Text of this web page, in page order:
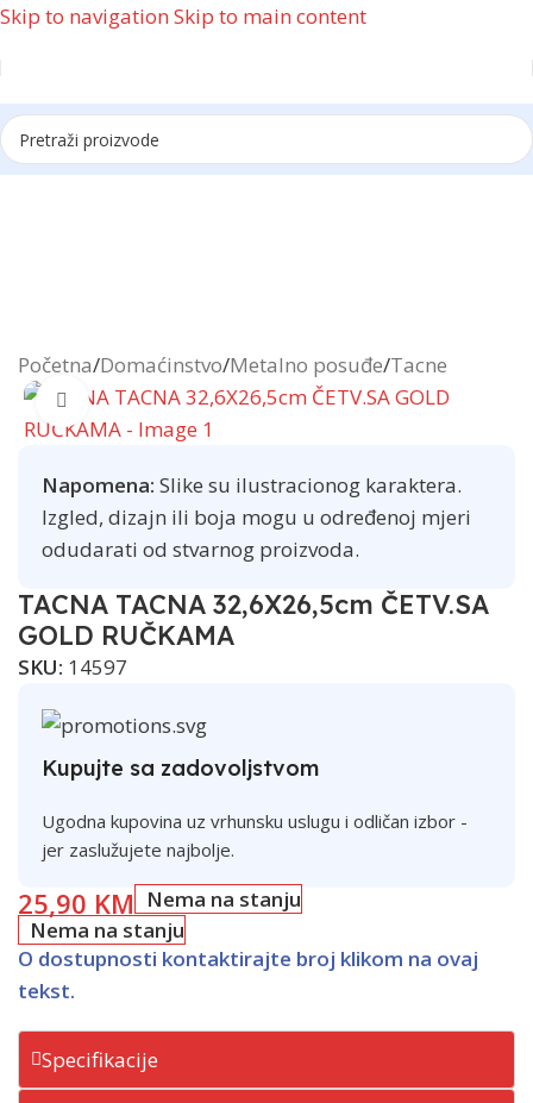
Skip to navigation Skip to main content
Reklama
Početna/Domaćinstvo/Metalno posuđe/Tacne
Click to enlarge
Napomena: Slike su ilustracionog karaktera.
Izgled, dizajn ili boja mogu u određenoj mjeri
odudarati od stvarnog proizvoda.
TACNA TACNA 32,6X26,5cm ČETV.SA
GOLD RUČKAMA
SKU: 14597
Kupujte sa zadovoljstvom
Ugodna kupovina uz vrhunsku uslugu i odličan izbor -
jer zaslužujete najbolje.
25,90 KM
Nema na stanju
Nema na stanju
O dostupnosti kontaktirajte broj klikom na ovaj
tekst.
Specifikacije